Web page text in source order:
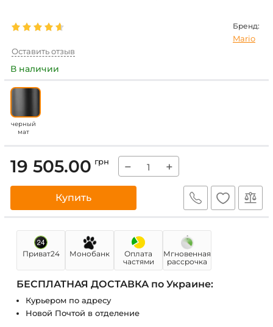
Бренд:
Mario
Оставить отзыв
В наличии
черный
мат
19 505.00 грн − +
Купить
Приват24 Монобанк
Оплата
частями
Мгновенная
рассрочка
БЕСПЛАТНАЯ ДОСТАВКА по Украине:
Курьером по адресу
Новой Почтой в отделение